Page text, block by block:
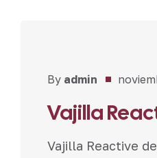
Novedades
By admin
Vajilla
Vajilla Reactive